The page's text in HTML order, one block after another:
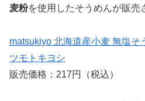
麦粉を使用したそうめんが販売
matsukiyo 北海道産小麦 無塩そ
ツモトキヨシ
販売価格：217円（税込）